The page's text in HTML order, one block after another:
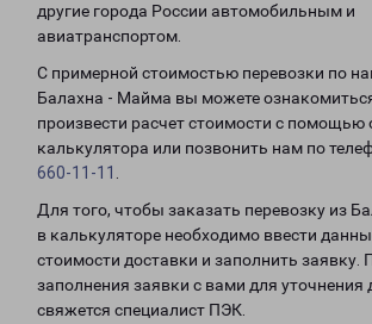
другие города России автомобильным и
авиатранспортом.
С примерной стоимостью перевозки по
Балахна - Майма вы можете
произвести расчет стоимости с помощью
калькулятора или позвонить нам по
660-11-11
Для того, чтобы заказать перевозку из
в калькуляторе необходимо ввести
стоимости доставки и заполнить заявку.
заполнения заявки с вами для уточнения
свяжется специалист ПЭК.